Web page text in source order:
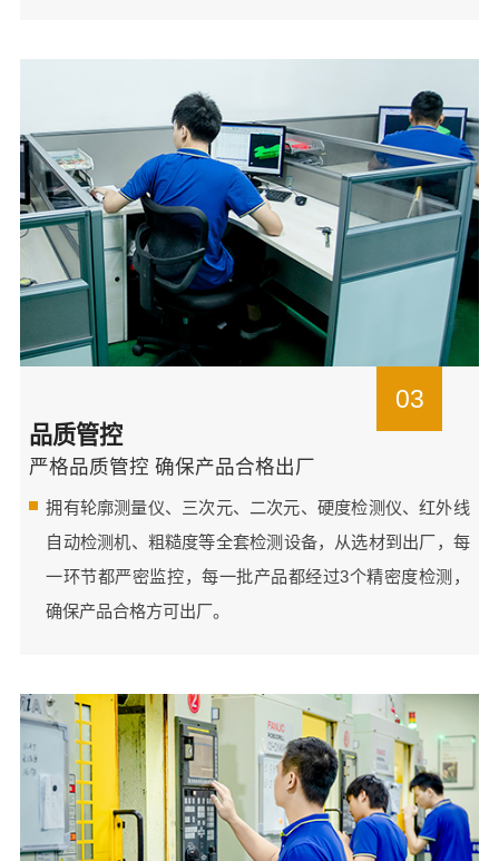
03
品质管控
严格品质管控 确保产品合格出厂
拥有轮廓测量仪、三次元、二次元、硬度检测仪、红外线
自动检测机、粗糙度等全套检测设备，从选材到出厂，每
一环节都严密监控，每一批产品都经过3个精密度检测，
确保产品合格方可出厂。